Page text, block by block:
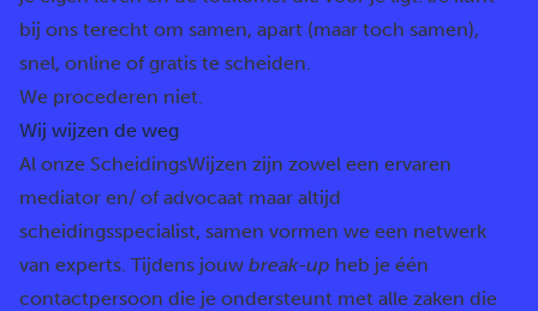
bij ons terecht om samen, apart (maar toch samen),
snel, online of gratis te scheiden.
We procederen niet.
Wij wijzen de weg
Al onze ScheidingsWijzen zijn zowel een ervaren
mediator en/ of advocaat maar altijd
scheidingsspecialist, samen vormen we een netwerk
van experts. Tijdens jouw break-up heb je één
contactpersoon die je ondersteunt met alle zaken die